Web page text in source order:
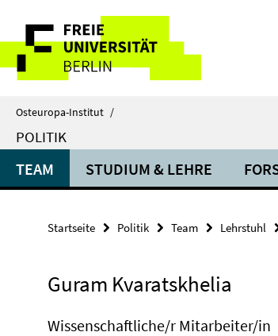
direkt
Inhalt
Service-
Navigation
Osteuropa-Institut /
POLITIK
TEAM STUDIUM & LEHRE
Startseite Politik Team Lehrstuhl
Guram Kvaratskhelia
Wissenschaftliche/r Mitarbeiter/in